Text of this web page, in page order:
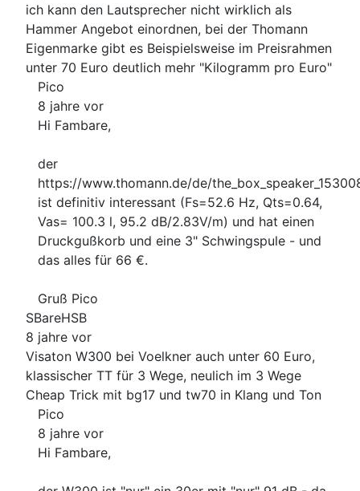
ich kann den Lautsprecher nicht wirklich als
Hammer Angebot einordnen, bei der Thomann
Eigenmarke gibt es Beispielsweise im Preisrahmen
unter 70 Euro deutlich mehr "Kilogramm pro Euro"
Pico
8 jahre vor
Hi Fambare,
der
https://www.thomann.de/de/
ist definitiv interessant (Fs=52.6 Hz, Qts=0.64,
Vas= 100.3 l, 95.2 dB/2.83V/m) und hat einen
Druckgußkorb und eine 3" Schwingspule - und
das alles für 66 €.
Gruß Pico
SBareHSB
8 jahre vor
Visaton W300 bei Voelkner auch unter 60 Euro,
klassischer TT für 3 Wege, neulich im 3 Wege
Cheap Trick mit bg17 und tw70 in Klang und Ton
Pico
8 jahre vor
Hi Fambare,